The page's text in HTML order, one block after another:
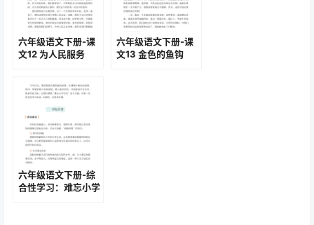
六年级语文下册-课
文12 为人民服务
六年级语文下册-课
文13 金色的鱼钩
六年级语文下册-综
合性学习：难忘小学